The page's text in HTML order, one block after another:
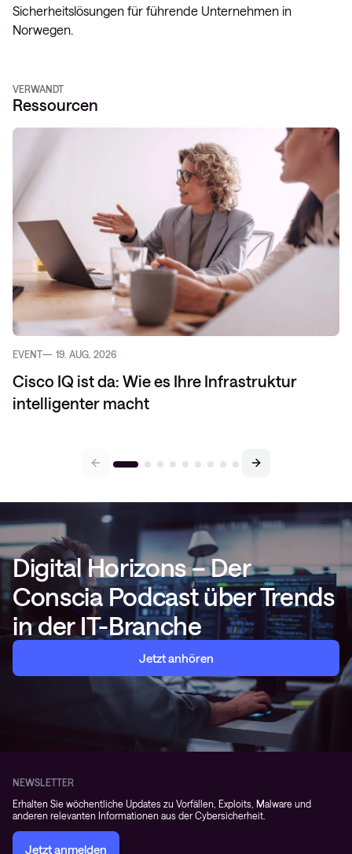
Sicherheitslösungen für führende Unternehmen in
Norwegen.
VERWANDT
Ressourcen
EVENT 19. AUG. 2026
Cisco IQ ist da: Wie es Ihre Infrastruktur
intelligenter macht
Digital Horizons – Der
Conscia Podcast über Trends
in der IT-Branche
Jetzt anhören
NEWSLETTER
Erhalten Sie wöchentliche Updates zu Vorfällen, Exploits, Malware und
anderen relevanten Informationen aus der Cybersicherheit.
Jetzt anmelden